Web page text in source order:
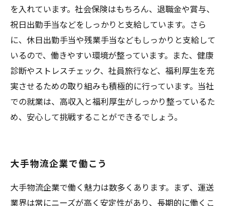
を入れています。社会保険はもちろん、退職金や賞与、
祝日出勤手当などをしっかりと支給しています。さら
に、休日出勤手当や残業手当などもしっかりと支給して
いるので、働きやすい環境が整っています。また、健康
診断やストレスチェック、社員旅行など、福利厚生を充
実させるための取り組みも積極的に行っています。当社
での就業は、高収入と福利厚生がしっかり整っているた
め、安心して挑戦することができるでしょう。
大手物流企業で働こう
大手物流企業で働く魅力は数多くあります。まず、運送
業界は常にニーズが高く安定性があり、長期的に働くこ